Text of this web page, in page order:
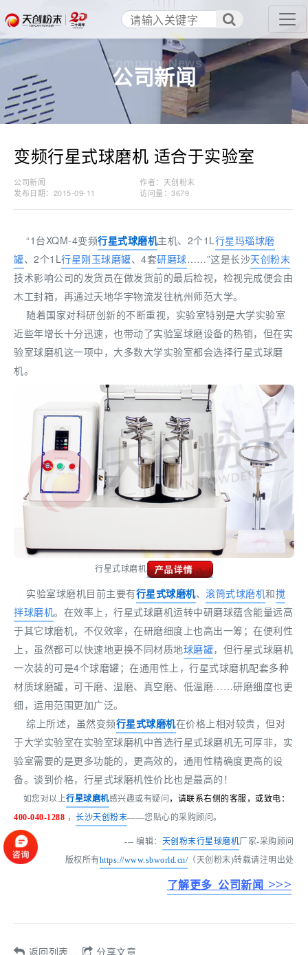
公司新闻
Company News
变频行星式球磨机 适合于实验室
公司新闻
作者：天创粉末
发布日期：2015-09-11
访问量：3679
“1台XQM-4变频行星式球磨机主机、2个1L行星玛瑙球磨
罐、2个1L行星刚玉球磨罐、4套研磨球……”这是长沙天创粉末
技术影响公司的发货员在做发货前的最后检视，检视完成便会由
木工封箱，再通过天地华宇物流发往杭州师范大学。
随着国家对科研创新的不断重视，实验室特别是大学实验室
近些年增长十分迅速，也带动了实验室球磨设备的热销，但在实
验室球磨机这一项中，大多数大学实验室都会选择行星式球磨
机。
行星式球磨机
实验室球磨机目前主要有行星式球磨机、滚筒式球磨机和搅
拌球磨机。在效率上，行星式球磨机运转中研磨球蕴含能量远高
于其它球磨机，不仅效率，在研磨细度上也高出一筹；在便利性
上，虽然都可以快速地更换不同材质地球磨罐，但行星式球磨机
一次装的可是4个球磨罐；在通用性上，行星式球磨机配套多种
材质球磨罐，可干磨、湿磨、真空磨、低温磨……研磨细度也更
细，运用范围更加广泛。
综上所述，虽然变频行星式球磨机在价格上相对较贵，但对
于大学实验室在实验室球磨机中首选行星式球磨机无可厚非，实
验室需要的是更多功能的，更高效的，通用性精确度更高的设
备。谈到价格，行星式球磨机性价比也是最高的！
如您对以上行星球磨机感兴趣或有疑问 ，请联系右侧的客服，或致电：
400-040-1288 ，长沙天创粉末——您贴心的采购顾问。
--- 编辑： 天创粉末行星球磨机厂家-采购顾问
版权所有https://www.sbworld.cn/（天创粉末)转载请注明出处
了解更多 公司新闻 >>>
返回列表 分享文章